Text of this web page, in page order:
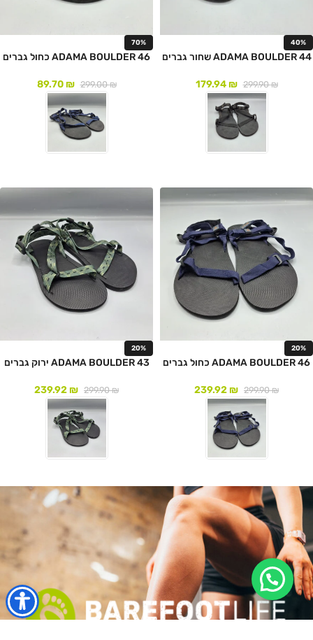
40%
ADAMA BOULDER 44 שחור גברים
299.90₪
179.94₪
70%
ADAMA BOULDER 46 כחול גברים
299.00₪
89.70₪
20%
ADAMA BOULDER 46 כחול גברים
299.90₪
239.92₪
20%
ADAMA BOULDER 43 ירוק גברים
299.90₪
239.92₪